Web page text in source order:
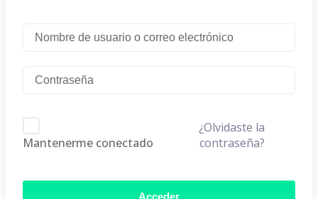
Mantenerme conectado
¿Olvidaste la
contraseña?
Acceder